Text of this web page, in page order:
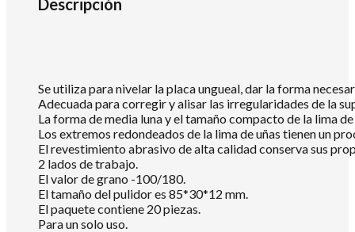
piezasDescripción
Se utiliza para nivelar la placa ungueal, dar la forma
Adecuada para corregir y alisar las irregularidades de la
La forma de media luna y el tamaño compacto de la lima
Los extremos redondeados de la lima de uñas tienen un
El revestimiento abrasivo de alta calidad conserva sus
2 lados de trabajo.
El valor de grano -100/180.
El tamaño del pulidor es 85*30*12 mm.
El paquete contiene 20 piezas.
Para un solo uso.